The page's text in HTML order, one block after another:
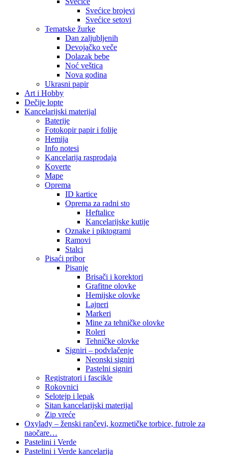
Svećice brojevi
Svećice setovi
Tematske žurke
Dan zaljubljenih
Devojačko veče
Dolazak bebe
Noć veštica
Nova godina
Ukrasni papir
Art i Hobby
Dečije lopte
Kancelarijski materijal
Baterije
Fotokopir papir i folije
Hemija
Info notesi
Kancelarija rasprodaja
Koverte
Mape
Oprema
ID kartice
Oprema za radni sto
Heftalice
Kancelarijske kutije
Oznake i piktogrami
Ramovi
Stalci
Pisaći pribor
Pisanje
Brisači i korektori
Grafitne olovke
Hemijske olovke
Lajneri
Markeri
Mine za tehničke olovke
Roleri
Tehničke olovke
Signiri – podvlačenje
Neonski signiri
Pastelni signiri
Registratori i fascikle
Rokovnici
Selotejp i lepak
Sitan kancelarijski materijal
Zip vreće
Oxylady – ženski rančevi, kozmetičke torbice, futrole za
naočare…
Pastelini i Verde
Pastelini i Verde kancelarija